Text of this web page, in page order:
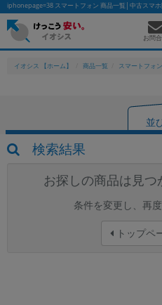
iphonepage=38 スマートフォン 商品一覧│中古スマホ
お問
イオシス 【ホーム】 商品一覧 スマートフォン
並
検索結果
お探しの商品は見つ
条件を変更し、再
トップペ
かんたんパソコン検
フリーワード